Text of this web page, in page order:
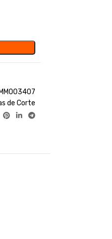
MM003407
de Corte